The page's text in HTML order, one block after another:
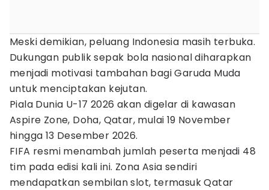
Meski demikian, peluang Indonesia masih terbuka.
Dukungan publik sepak bola nasional diharapkan
menjadi motivasi tambahan bagi Garuda Muda
untuk menciptakan kejutan.
Piala Dunia U-17 2026 akan digelar di kawasan
Aspire Zone, Doha, Qatar, mulai 19 November
hingga 13 Desember 2026.
FIFA resmi menambah jumlah peserta menjadi 48
tim pada edisi kali ini. Zona Asia sendiri
mendapatkan sembilan slot, termasuk Qatar